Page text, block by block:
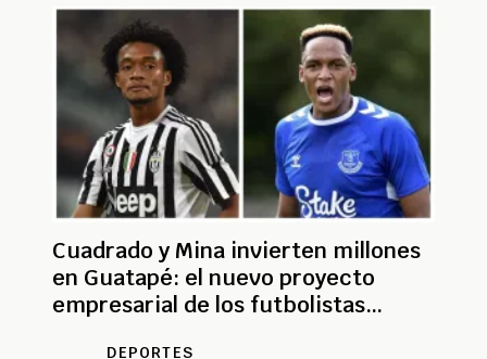
Cuadrado y Mina invierten millones
en Guatapé: el nuevo proyecto
empresarial de los futbolistas
DEPORTES